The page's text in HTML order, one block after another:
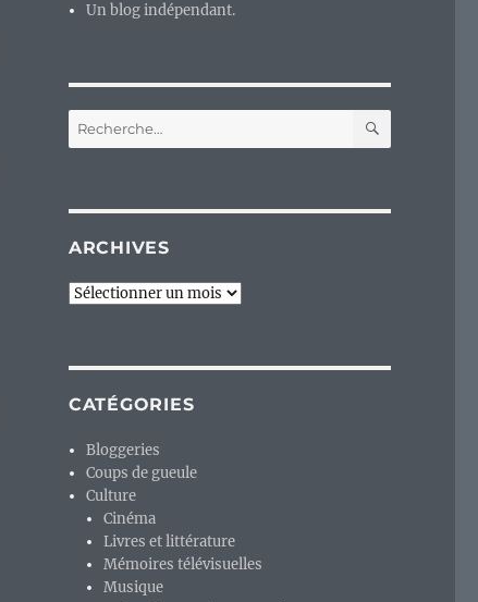
Un blog indépendant.
Recherche
pour :
ARCHIVES
Archives
CATÉGORIES
Bloggeries
Coups de gueule
Culture
Cinéma
Livres et littérature
Mémoires télévisuelles
Musique